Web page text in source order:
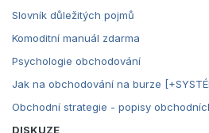
Slovník důležitých pojmů
Komoditní manuál zdarma
Psychologie obchodování
Jak na obchodování na burze
Obchodní strategie - popisy
DISKUZE